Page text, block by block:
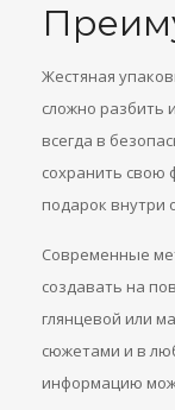
Жестяная
сложно разбить
всегда в
сохранить свою
подарок внутри
Современные
создавать на
глянцевой или
сюжетами и в
информацию